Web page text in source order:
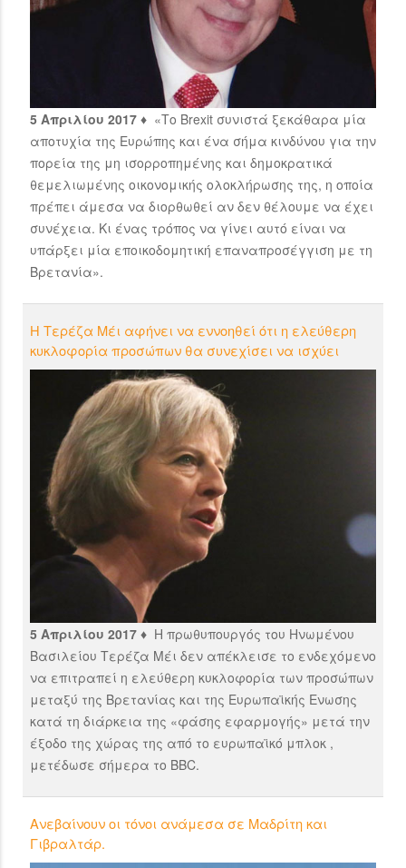
5 Απριλίου 2017 ♦ «Το Brexit συνιστά ξεκάθαρα μία
αποτυχία της Ευρώπης και ένα σήμα κινδύνου για την
πορεία της μη ισορροπημένης και δημοκρατικά
θεμελιωμένης οικονομικής ολοκλήρωσης της, η οποία
πρέπει άμεσα να διορθωθεί αν δεν θέλουμε να έχει
συνέχεια. Κι ένας τρόπος να γίνει αυτό είναι να
υπάρξει μία εποικοδομητική επαναπροσέγγιση με τη
Βρετανία».
Η Τερέζα Μέι αφήνει να εννοηθεί ότι η ελεύθερη
κυκλοφορία προσώπων θα συνεχίσει να ισχύει
5 Απριλίου 2017 ♦ Η πρωθυπουργός του Ηνωμένου
Βασιλείου Τερέζα Μέι δεν απέκλεισε το ενδεχόμενο
να επιτραπεί η ελεύθερη κυκλοφορία των προσώπων
μεταξύ της Βρετανίας και της Ευρωπαϊκής Ενωσης
κατά τη διάρκεια της «φάσης εφαρμογής» μετά την
έξοδο της χώρας της από το ευρωπαϊκό μπλοκ ,
μετέδωσε σήμερα το BBC.
Ανεβαίνουν οι τόνοι ανάμεσα σε Μαδρίτη και
Γιβραλτάρ.